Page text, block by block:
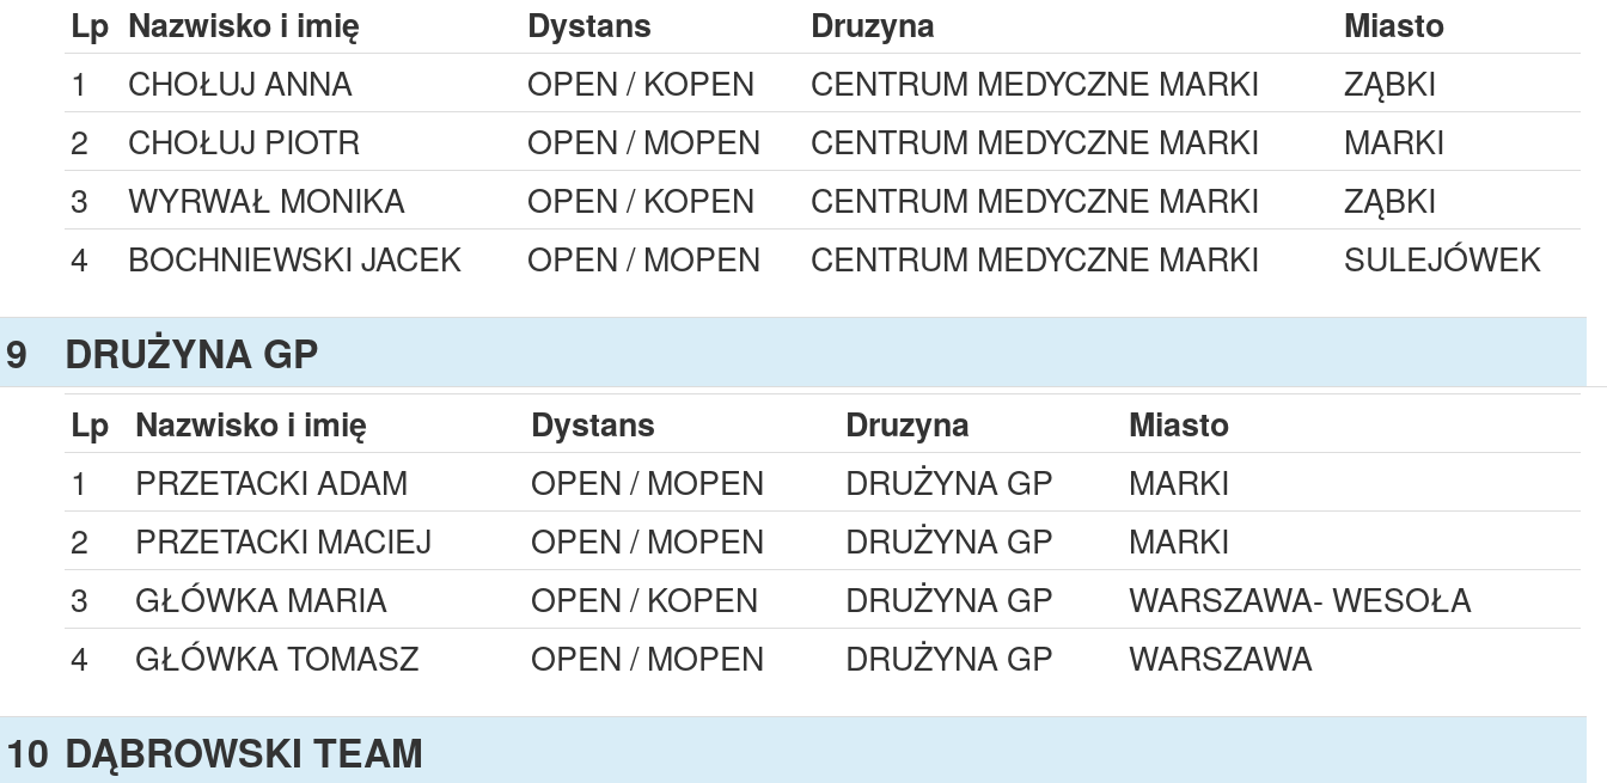
Lp Nazwisko i imię Dystans Druzyna Miasto
1 CHOŁUJ ANNA OPEN / KOPEN CENTRUM MEDYCZNE MARKI
ZĄBKI
2
CHOŁUJ PIOTR OPEN / MOPEN CENTRUM MEDYCZNE MARKI
MARKI
3
WYRWAŁ MONIKA OPEN / KOPEN CENTRUM MEDYCZNE MARKI
ZĄBKI
4
BOCHNIEWSKI JACEK OPEN / MOPEN CENTRUM MEDYCZNE MARKI SULEJÓWEK
9 DRUŻYNA GP
Lp Nazwisko i imię Dystans Druzyna Miasto
1 PRZETACKI ADAM OPEN / MOPEN DRUŻYNA GP
MARKI
2
PRZETACKI MACIEJ OPEN / MOPEN DRUŻYNA GP
MARKI
3
GŁÓWKA MARIA OPEN / KOPEN DRUŻYNA GP
WARSZAWA- WESOŁA
4
GŁÓWKA TOMASZ OPEN / MOPEN DRUŻYNA GP WARSZAWA
10 DĄBROWSKI TEAM